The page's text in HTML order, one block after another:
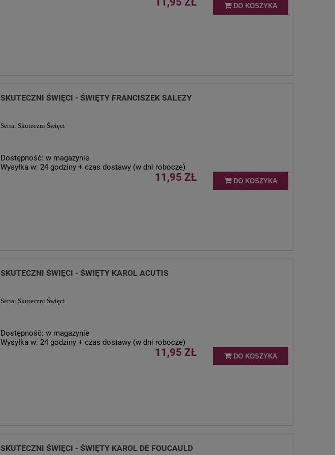
DO KOSZYKA
SKUTECZNI ŚWIĘCI - ŚWIĘTY FRANCISZEK SALEZY
Seria: Skuteczni Święci
Dostępność: w magazynie
Wysyłka w: 24 godziny + czas dostawy (w dni robocze)
11,95 ZŁ DO KOSZYKA
SKUTECZNI ŚWIĘCI - ŚWIĘTY KAROL ACUTIS
Seria: Skuteczni Święci
Dostępność: w magazynie
Wysyłka w: 24 godziny + czas dostawy (w dni robocze)
11,95 ZŁ DO KOSZYKA
SKUTECZNI ŚWIĘCI - ŚWIĘTY KAROL DE FOUCAULD